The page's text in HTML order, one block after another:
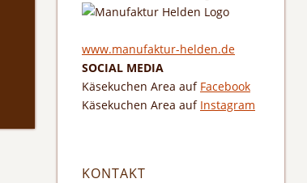
www.manufaktur-helden.de
SOCIAL MEDIA
Käsekuchen Area auf Facebook
Käsekuchen Area auf Instagram
KONTAKT